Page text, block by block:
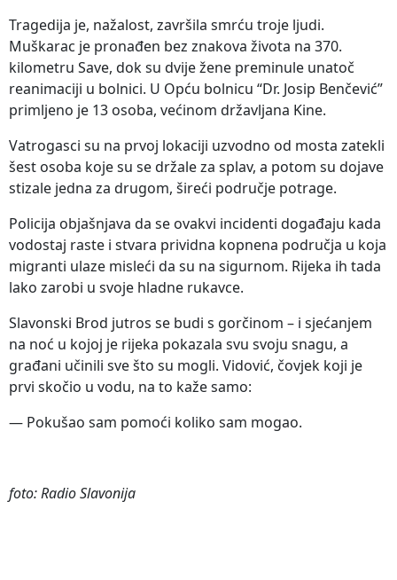
Tragedija je, nažalost, završila smrću troje ljudi.
Muškarac je pronađen bez znakova života na 370.
kilometru Save, dok su dvije žene preminule unatoč
reanimaciji u bolnici. U Opću bolnicu “Dr. Josip Benčević”
primljeno je 13 osoba, većinom državljana Kine.
Vatrogasci su na prvoj lokaciji uzvodno od mosta zatekli
šest osoba koje su se držale za splav, a potom su dojave
stizale jedna za drugom, šireći područje potrage.
Policija objašnjava da se ovakvi incidenti događaju kada
vodostaj raste i stvara prividna kopnena područja u koja
migranti ulaze misleći da su na sigurnom. Rijeka ih tada
lako zarobi u svoje hladne rukavce.
Slavonski Brod jutros se budi s gorčinom – i sjećanjem
na noć u kojoj je rijeka pokazala svu svoju snagu, a
građani učinili sve što su mogli. Vidović, čovjek koji je
prvi skočio u vodu, na to kaže samo:
— Pokušao sam pomoći koliko sam mogao.
foto: Radio Slavonija